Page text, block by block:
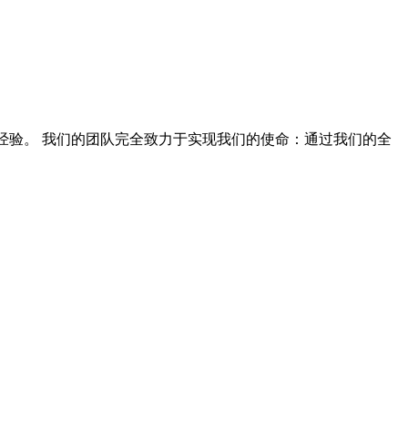
。 我们的团队完全致力于实现我们的使命：通过我们的全